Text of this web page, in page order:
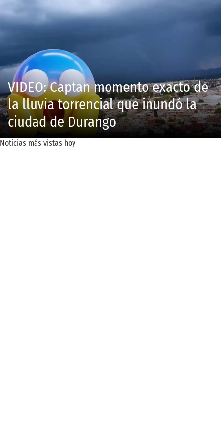
VIDEO: Captan momento exacto de
la lluvia torrencial que inundó la
ciudad de Durango
Noticias más vistas hoy